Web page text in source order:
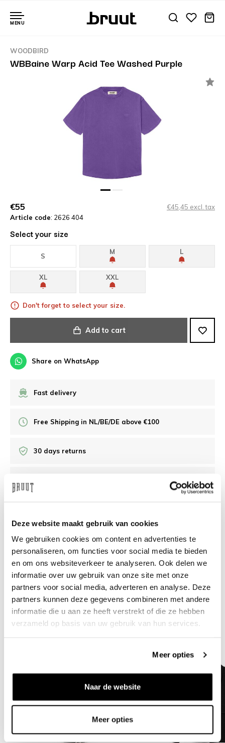
Deze website maakt gebruik van cookies
We gebruiken cookies om content en advertenties te
personaliseren, om functies voor social media te bieden
en om ons websiteverkeer te analyseren. Ook delen we
informatie over uw gebruik van onze site met onze
partners voor social media, adverteren en analyse. Deze
partners kunnen deze gegevens combineren met andere
informatie die u aan ze heeft verstrekt of die ze hebben
verzameld op basis van uw gebruik van hun services.
Meer opties
Naar de website
Meer opties
MENU
WOODBIRD
WBBaine Warp Acid Tee Washed Purple
€55
€45,45 excl. tax
Article code: 2626 404
Select your size
S
M L
XL XXL
Don't forget to select your size.
Add to cart
Share on WhatsApp
Fast delivery
Free Shipping in NL/BE/DE above €100
30 days returns
Need help?We're glad to help
info@bruut.nl Live chat Whatsapp
About this product
Shipment and returns
Related products